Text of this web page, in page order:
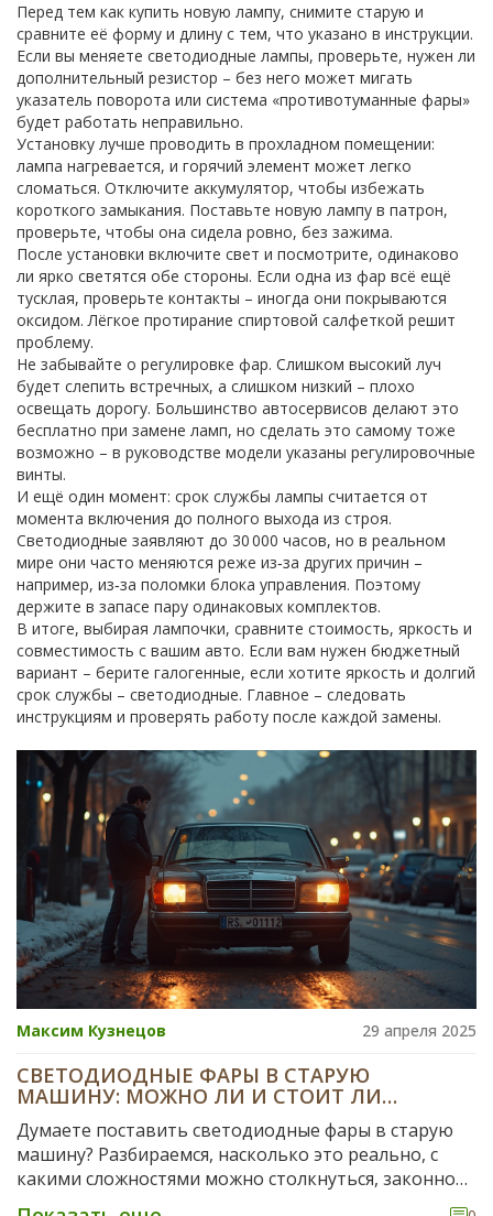
Перед тем как купить новую лампу, снимите старую и
сравните её форму и длину с тем, что указано в инструкции.
Если вы меняете светодиодные лампы, проверьте, нужен ли
дополнительный резистор – без него может мигать
указатель поворота или система «противотуманные фары»
будет работать неправильно.
Установку лучше проводить в прохладном помещении:
лампа нагревается, и горячий элемент может легко
сломаться. Отключите аккумулятор, чтобы избежать
короткого замыкания. Поставьте новую лампу в патрон,
проверьте, чтобы она сидела ровно, без зажима.
После установки включите свет и посмотрите, одинаково
ли ярко светятся обе стороны. Если одна из фар всё ещё
тусклая, проверьте контакты – иногда они покрываются
оксидом. Лёгкое протирание спиртовой салфеткой решит
проблему.
Не забывайте о регулировке фар. Слишком высокий луч
будет слепить встречных, а слишком низкий – плохо
освещать дорогу. Большинство автосервисов делают это
бесплатно при замене ламп, но сделать это самому тоже
возможно – в руководстве модели указаны регулировочные
винты.
И ещё один момент: срок службы лампы считается от
момента включения до полного выхода из строя.
Светодиодные заявляют до 30 000 часов, но в реальном
мире они часто меняются реже из‑за других причин –
например, из‑за поломки блока управления. Поэтому
держите в запасе пару одинаковых комплектов.
В итоге, выбирая лампочки, сравните стоимость, яркость и
совместимость с вашим авто. Если вам нужен бюджетный
вариант – берите галогенные, если хотите яркость и долгий
срок службы – светодиодные. Главное – следовать
инструкциям и проверять работу после каждой замены.
Максим Кузнецов 29 апреля 2025
СВЕТОДИОДНЫЕ ФАРЫ В СТАРУЮ
МАШИНУ: МОЖНО ЛИ И СТОИТ ЛИ
МЕНЯТЬ?
Думаете поставить светодиодные фары в старую
машину? Разбираемся, насколько это реально, с
какими сложностями можно столкнуться, законно
ли это, и что учесть перед заменой. Разберём